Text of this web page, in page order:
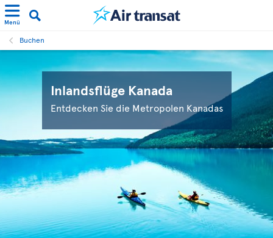
Menü
Buchen
Inlandsflüge Kanada
Entdecken Sie die Metropolen Kanadas